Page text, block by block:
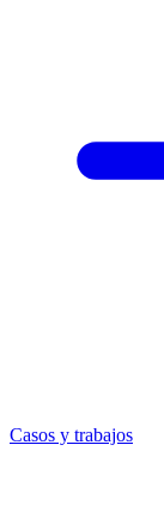
Casos y trabajos